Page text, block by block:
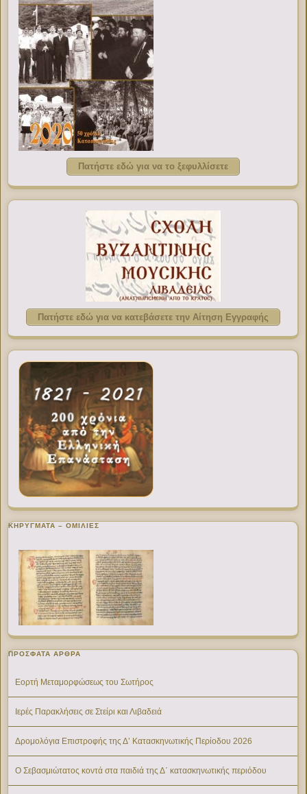
Πατήστε εδώ για να το ξεφυλλίσετε
Πατήστε εδώ για να κατεβάσετε την Αίτηση Εγγραφής
ΚΗΡΥΓΜΑΤΑ – ΟΜΙΛΙΕΣ
ΠΡΌΣΦΑΤΑ ΆΡΘΡΑ
Εορτή Μεταμορφώσεως του Σωτήρος
Ιερές Παρακλήσεις σε Στείρι και Λιβαδειά
Δρομολόγια Επιστροφής της Δ’ Κατασκηνωτικής Περίοδου 2026
Ο Σεβασμιώτατος κοντά στα παιδιά της Δ΄ κατασκηνωτικής περιόδου